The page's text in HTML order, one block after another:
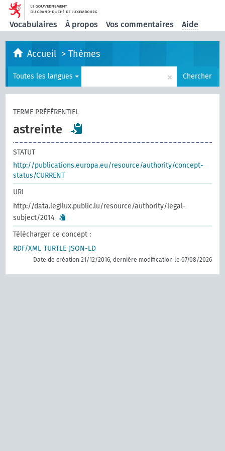
Vocabulaires À propos Vos commentaires Aide
Accueil >Thèmes
Toutes les langues × Chercher
TERME PRÉFÉRENTIEL
astreinte
STATUT
http://publications.europa.eu/resource/authority/concept-
status/CURRENT
URI
http://data.legilux.public.lu/resource/authority/legal-
subject/2014
Télécharger ce concept :
RDF/XML TURTLE JSON-LD
Date de création 21/12/2016, dernière modification le 07/08/2026